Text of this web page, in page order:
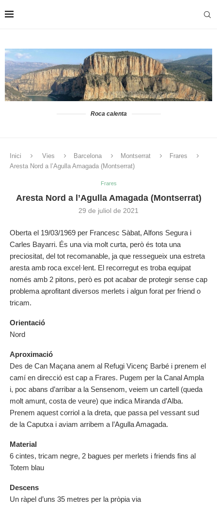
Roca calenta
Inici Vies Barcelona Montserrat
Frares
Aresta Nord a l’Agulla Amagada (Montserrat)
Frares
Aresta Nord a l’Agulla Amagada (Montserrat)
29 de juliol de 2021
Oberta el 19/03/1969 per Francesc Sàbat, Alfons Segura i
Carles Bayarri. És una via molt curta, però és tota una
preciositat, del tot recomanable, ja que ressegueix una estreta
aresta amb roca excel·lent. El recorregut es troba equipat
només amb 2 pitons, però es pot acabar de protegir sense cap
problema aprofitant diversos merlets i algun forat per friend o
tricam.
Orientació
Nord
Aproximació
Des de Can Maçana anem al Refugi Vicenç Barbé i prenem el
camí en direcció est cap a Frares. Pugem per la Canal Ampla
i, poc abans d’arribar a la Sensenom, veiem un cartell (queda
molt amunt, costa de veure) que indica Miranda d’Alba.
Prenem aquest corriol a la dreta, que passa pel vessant sud
de la Caputxa i aviam arribem a l’Agulla Amagada.
Material
6 cintes, tricam negre, 2 bagues per merlets i friends fins al
Totem blau
Descens
Un ràpel d’uns 35 metres per la pròpia via